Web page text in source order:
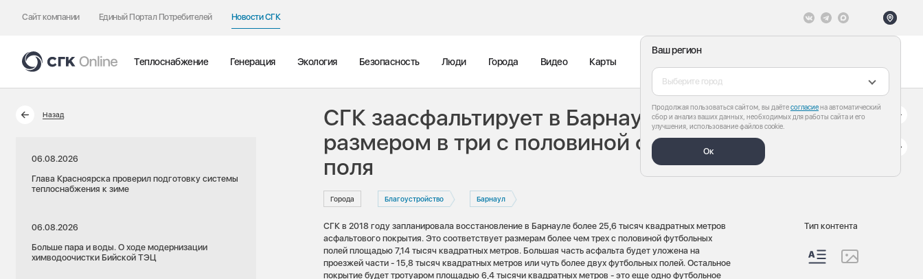
Сайт компании Единый Портал Потребителей Новости СГК
Ваш регион
Выберите город
Продолжая пользоваться сайтом, вы даётесогласиена автоматический
сбор и анализ ваших данных, необходимых для работы сайта и его
улучшения, использование файлов cookie.
Ок
Теплоснабжение Генерация Экология Безопасность Люди Города Видео Карты
Назад
06.08.2026
Глава Красноярска проверил подготовку системы
теплоснабжения к зиме
06.08.2026
Больше пара и воды. О ходе модернизации
химводоочистки Бийской ТЭЦ
СГК заасфальтирует в Барнауле территорию
размером в три с половиной футбольных
поля
Города Благоустройство Барнаул
СГК в 2018 году запланировала восстановление в Барнауле более 25,6 тысяч квадратных метров
асфальтового покрытия. Это соответствует размерам более чем трех с половиной футбольных
полей площадью 7,14 тысяч квадратных метров. Большая часть асфальта будет уложена на
проезжей части - 15,8 тысяч квадратных метров или чуть более двух футбольных полей. Остальное
покрытие будет тротуаром площадью 6,4 тысячи квадратных метров - это еще одно футбольное
Тип контента